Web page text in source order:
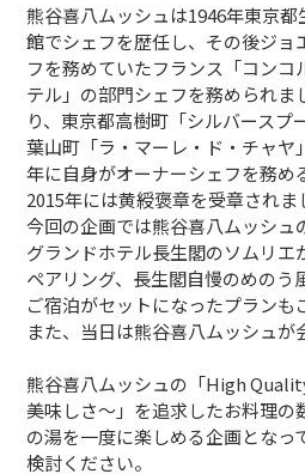
熊谷喜八ムッシュは1946年東京
館でシェフを歴任し、その後ジョ
フを務めていたフランス「コンコ
テル」の部門シェフを務められま
り、東京都高樹町「シルバースプ
葉山町「ラ・マーレ・ド・チャヤ
年に自身がオーナーシェフを務め
2015年には黄綬褒章を受章されま
今回の企画では熊谷喜八ムッシュ
グランドホテル長生閣のソムリエ
ペアリング、長生閣自慢のめのう
ご宿泊がセットになったプランも
また、当日は熊谷喜八ムッシュが
熊谷喜八ムッシュの「High
美味しさ～」を追求したお料理の
の湯を一度に楽しめる企画となっ
検討ください。